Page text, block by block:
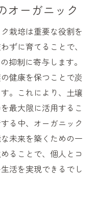
オーガニック
栽培は重要な役割を
ずに育てることで、
抑制に寄与します。
健康を保つことで炭
。これにより、土壌
最大限に活用するこ
る中、オーガニック
未来を築くための一
ることで、個人とコ
活を実現できるでし